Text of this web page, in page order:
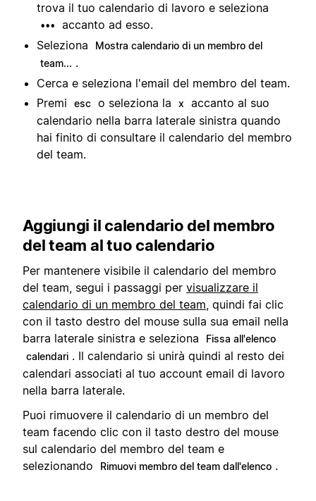
trova il tuo calendario di lavoro e seleziona
•••
accanto ad esso.
Seleziona
Mostra calendario di un membro del
team... .
Cerca e seleziona l'email del membro del team.
Premi
esc o seleziona la x
accanto al suo
calendario nella barra laterale sinistra quando
hai finito di consultare il calendario del membro
del team.
Aggiungi il calendario del membro
del team al tuo calendario
Per mantenere visibile il calendario del membro
del team, segui i passaggi per visualizzare il
calendario di un membro del team, quindi fai clic
con il tasto destro del mouse sulla sua email nella
barra laterale sinistra e seleziona
Fissa all'elenco
calendari . Il calendario si unirà quindi al resto dei
calendari associati al tuo account email di lavoro
nella barra laterale.
Puoi rimuovere il calendario di un membro del
team facendo clic con il tasto destro del mouse
sul calendario del membro del team e
selezionando
Rimuovi membro del team dall'elenco .